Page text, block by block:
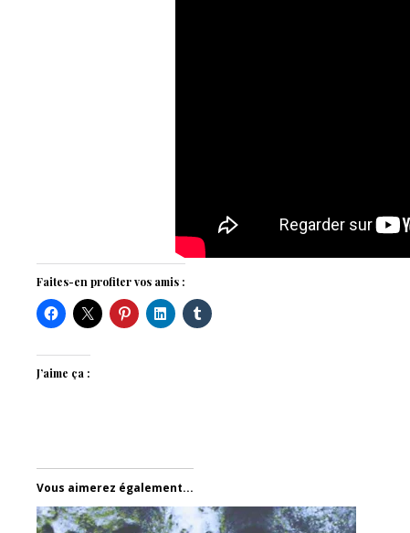
Faites-en profiter vos amis :
J’aime ça :
Vous aimerez également...